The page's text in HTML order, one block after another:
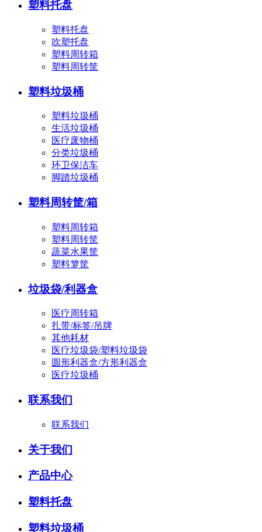
塑料托盘
塑料托盘
吹塑托盘
塑料周转箱
塑料周转筐
塑料垃圾桶
塑料垃圾桶
生活垃圾桶
医疗废物桶
分类垃圾桶
环卫保洁车
脚踏垃圾桶
塑料周转筐/箱
塑料周转箱
塑料周转筐
蔬菜水果筐
塑料箩筐
垃圾袋/利器盒
医疗周转箱
扎带/标签/吊牌
其他耗材
医疗垃圾袋/塑料垃圾袋
圆形利器盒/方形利器盒
医疗垃圾桶
联系我们
联系我们
关于我们
产品中心
塑料托盘
塑料垃圾桶